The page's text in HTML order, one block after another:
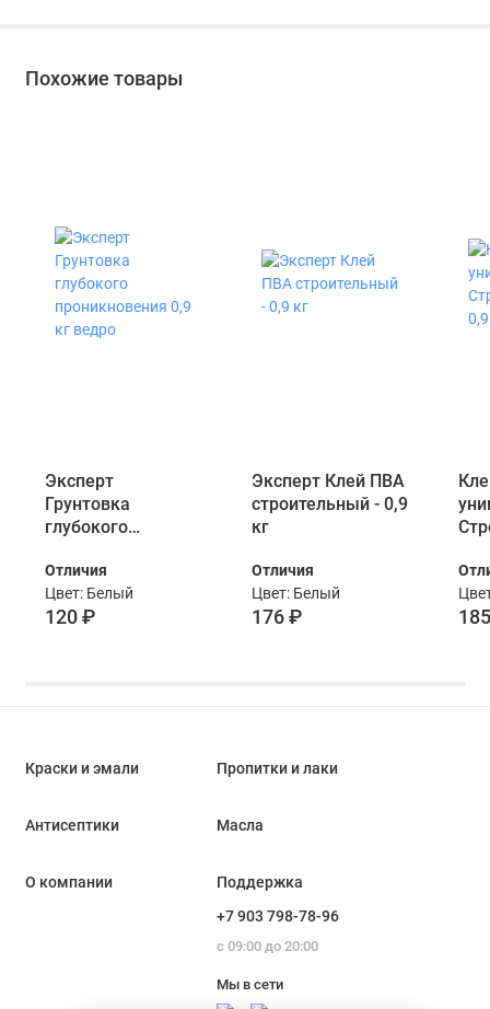
Похожие товары
Эксперт
Грунтовка
глубокого
кг ведро
Отличия
Цвет: Белый
120 ₽
Эксперт Клей ПВА
строительный - 0,9
кг
Отличия
Цвет: Белый
176 ₽
Краски и эмали Пропитки и лаки
Антисептики Масла
О компании
Поддержка
+7 903 798-78-96
с 09:00 до 20:00
Мы в сети